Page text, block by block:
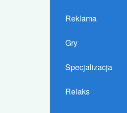
Reklama
Gry
Specjalizacja
Relaks